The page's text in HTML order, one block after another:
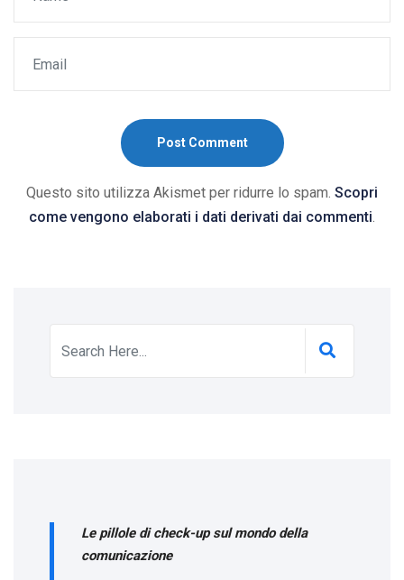
Post Comment
Questo sito utilizza Akismet per ridurre lo spam. Scopri
come vengono elaborati i dati derivati dai commenti.
Le pillole di check-up sul mondo della
comunicazione